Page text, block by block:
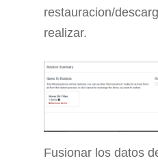
restauracion/
realizar.
Fusionar los datos